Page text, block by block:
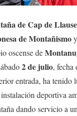
de Cap de
de Montañismo
oscense de
2 de julio, fecha
entrada, ha tenido
deportiva
dando servicio a